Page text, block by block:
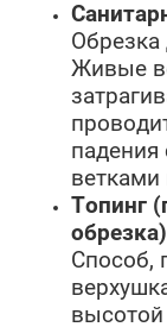
Обрезка
Живые
падения
Топинг
обрезка)
Способ,